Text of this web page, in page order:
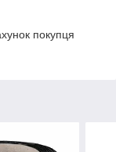
покупця